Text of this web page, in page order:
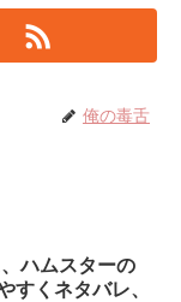
俺の毒舌
ハムスターの
すくネタバレ、